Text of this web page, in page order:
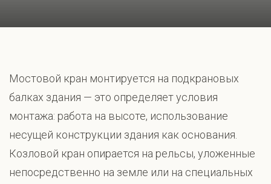
Мостовой кран монтируется на подкрановых
балках здания — это определяет условия
монтажа: работа на высоте, использование
несущей конструкции здания как основания.
Козловой кран опирается на рельсы, уложенные
непосредственно на земле или на специальных